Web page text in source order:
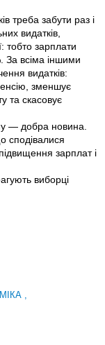
треба забути раз і
видатків,
тобто зарплати
За всіма іншими
видатків:
зменшує
та скасовує
— добра новина.
сподівалися
зар­плат і
виборці
,